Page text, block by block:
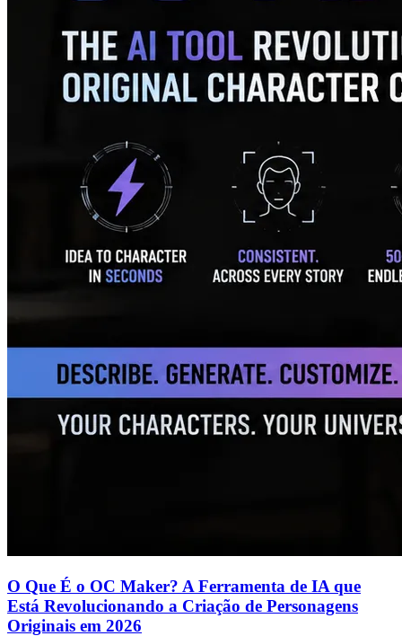
O Que É o OC Maker? A Ferramenta de IA que
Está Revolucionando a Criação de Personagens
Originais em 2026